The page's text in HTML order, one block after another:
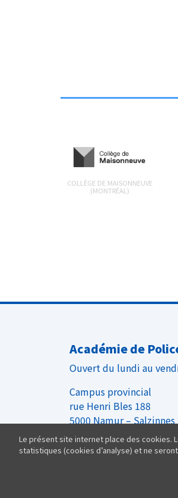
COLLÈGE DE MAISONNEUVE
(MONTRÉAL)
Académie de
Ouvert du lundi au
Campus provincial
rue Henri Bles 188
5000 Namur – Salzinnes
Tél : +32 81 776 814
Le présent site internet place des cookies.
statistiques (cookies d’analyse) et ne